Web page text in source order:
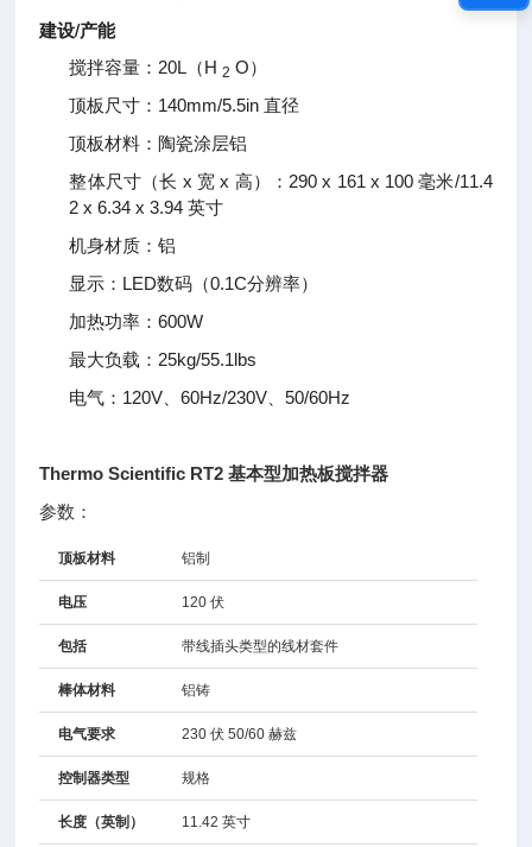
建设/产能
搅拌容量：20L（H2 O）
顶板尺寸：140mm/5.5in 直径
顶板材料：陶瓷涂层铝
整体尺寸（长 x 宽 x 高）：290 x 161 x 100 毫米/11.4
2 x 6.34 x 3.94 英寸
机身材质：铝
显示：LED数码（0.1C分辨率）
加热功率：600W
最大负载：25kg/55.1lbs
电气：120V、60Hz/230V、50/60Hz
Thermo Scientific RT2 基本型加热板搅拌器
参数：
顶板材料 铝制
电压 120 伏
包括 带线插头类型的线材套件
棒体材料 铝铸
电气要求 230 伏 50/60 赫兹
控制器类型 规格
长度（英制） 11.42 英寸